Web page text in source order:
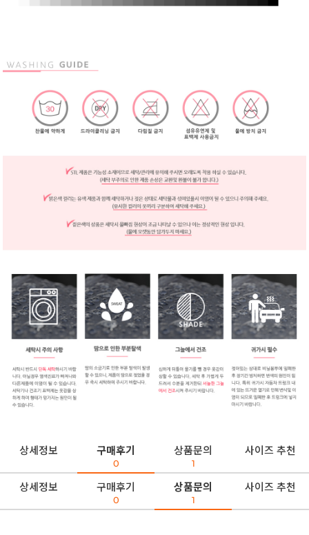
상세정보 구매후기
0
상품문의
1
사이즈 추천
상세정보 구매후기
0
상품문의
1
사이즈 추천